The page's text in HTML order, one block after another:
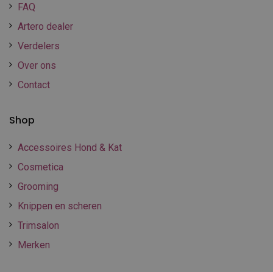
FAQ
Artero dealer
Verdelers
Over ons
Contact
Shop
Accessoires Hond & Kat
Cosmetica
Grooming
Knippen en scheren
Trimsalon
Merken